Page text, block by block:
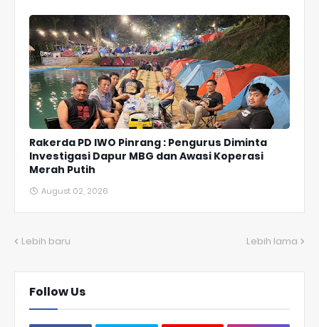
Rakerda PD IWO Pinrang : Pengurus Diminta
Investigasi Dapur MBG dan Awasi Koperasi
Merah Putih
August 02, 2026
Lebih baru Lebih lama
Follow Us